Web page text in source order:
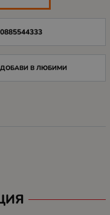
0885544333
ДОБАВИ В ЛЮБИМИ